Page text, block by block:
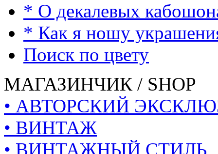
* О декалевых
* Как я ношу
Поиск по цвету
МАГАЗИНЧИК / SHOP
• АВТОРСКИЙ
• ВИНТАЖ
• ВИНТАЖНЫЙ СТИЛЬ